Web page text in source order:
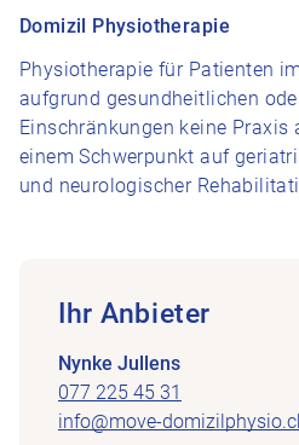
Domizil Physiotherapie
Physiotherapie für Patienten im
aufgrund gesundheitlichen
Einschränkungen keine
einem Schwerpunkt auf
und neurologischer
Ihr Anbieter
Nynke Jullens
077 225 45 31
info@move-